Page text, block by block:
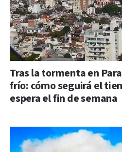
Tras la tormenta en
frío: cómo seguirá el
espera el fin de semana